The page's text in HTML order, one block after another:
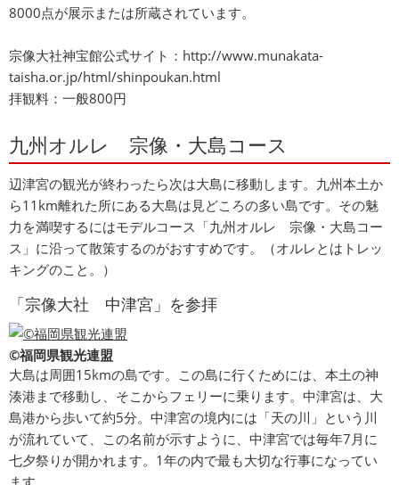
8000点が展示または所蔵されています。
宗像大社神宝館公式サイト： http://www.munakata-
taisha.or.jp/html/shinpoukan.html
拝観料：一般800円
九州オルレ 宗像・大島コース
辺津宮の観光が終わったら次は大島に移動します。九州本土か
ら11km離れた所にある大島は見どころの多い島です。その魅
力を満喫するにはモデルコース「九州オルレ 宗像・大島コー
ス」に沿って散策するのがおすすめです。（オルレとはトレッ
キングのこと。）
「宗像大社 中津宮」を参拝
©福岡県観光連盟
大島は周囲15kmの島です。この島に行くためには、本土の神
湊港まで移動し、そこからフェリーに乗ります。中津宮は、大
島港から歩いて約5分。中津宮の境内には「天の川」という川
が流れていて、この名前が示すように、中津宮では毎年7月に
七夕祭りが開かれます。1年の内で最も大切な行事になってい
ます。